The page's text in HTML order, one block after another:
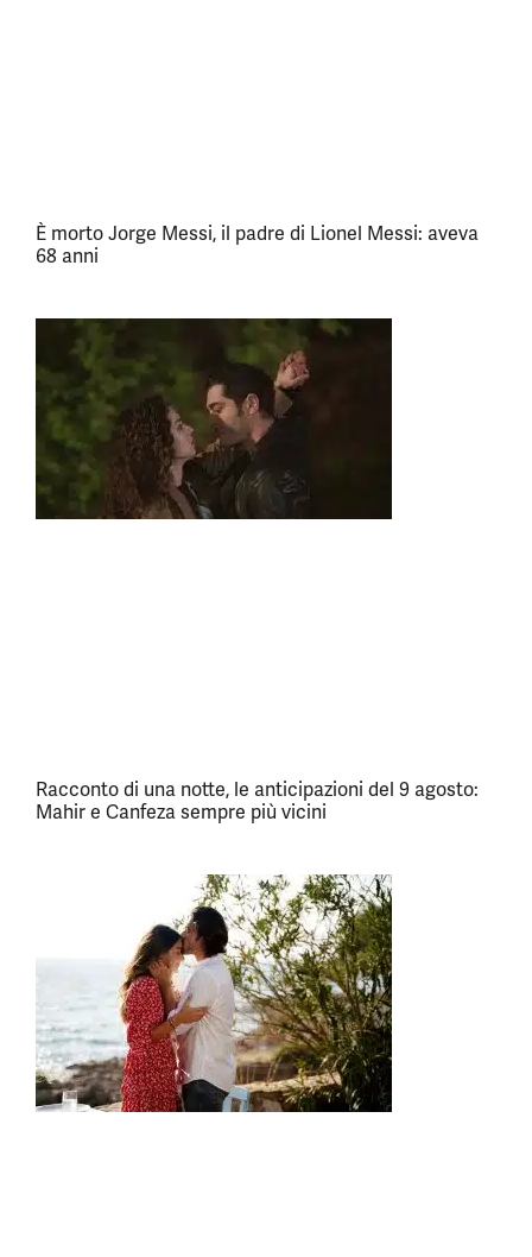
È morto Jorge Messi, il padre di Lionel Messi: aveva
68 anni
Racconto di una notte, le anticipazioni del 9 agosto:
Mahir e Canfeza sempre più vicini